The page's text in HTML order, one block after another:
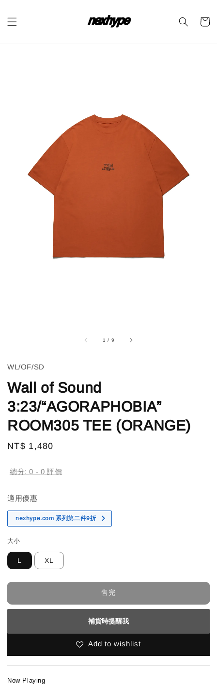
1 / 9
WL/OF/SD
Wall of Sound
3:23/“AGORAPHOBIA”
ROOM305 TEE (ORANGE)
Regular
NT$ 1,480
總分:0 - 0 評價
適用優惠
nexhype.com 系列第二件9折
大小
L XL
售完
補貨時提醒我
Add to wishlist
Now Playing